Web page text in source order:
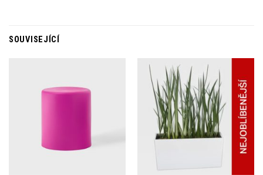
SOUVISEJÍCÍ